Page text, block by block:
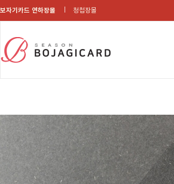
보자기카드 연하장몰 청첩장몰